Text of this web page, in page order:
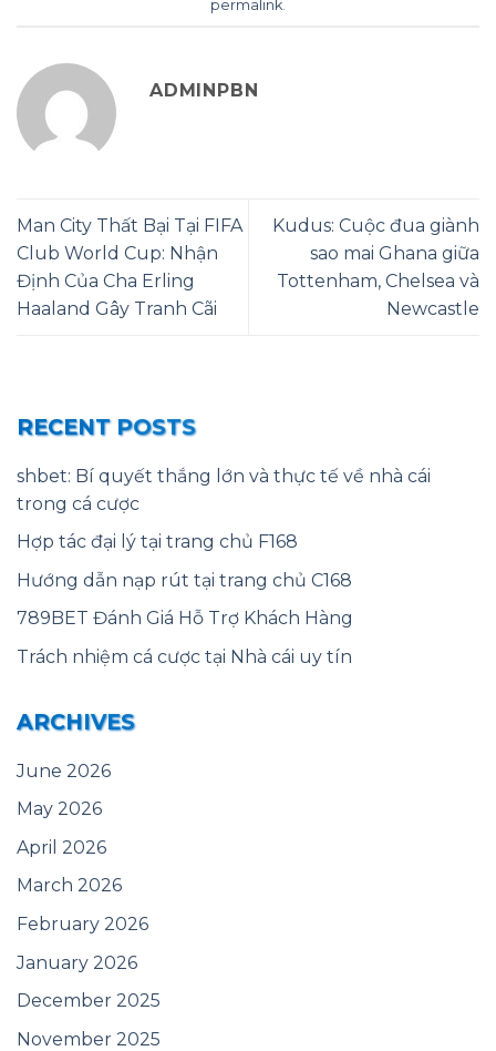
permalink.
ADMINPBN
Man City Thất Bại Tại FIFA
Club World Cup: Nhận
Định Của Cha Erling
Haaland Gây Tranh Cãi
Kudus: Cuộc đua giành
sao mai Ghana giữa
Tottenham, Chelsea và
Newcastle
RECENT POSTS
shbet: Bí quyết thắng lớn và thực tế về nhà cái
trong cá cược
Hợp tác đại lý tại trang chủ F168
Hướng dẫn nạp rút tại trang chủ C168
789BET Đánh Giá Hỗ Trợ Khách Hàng
Trách nhiệm cá cược tại Nhà cái uy tín
ARCHIVES
June 2026
May 2026
April 2026
March 2026
February 2026
January 2026
December 2025
November 2025